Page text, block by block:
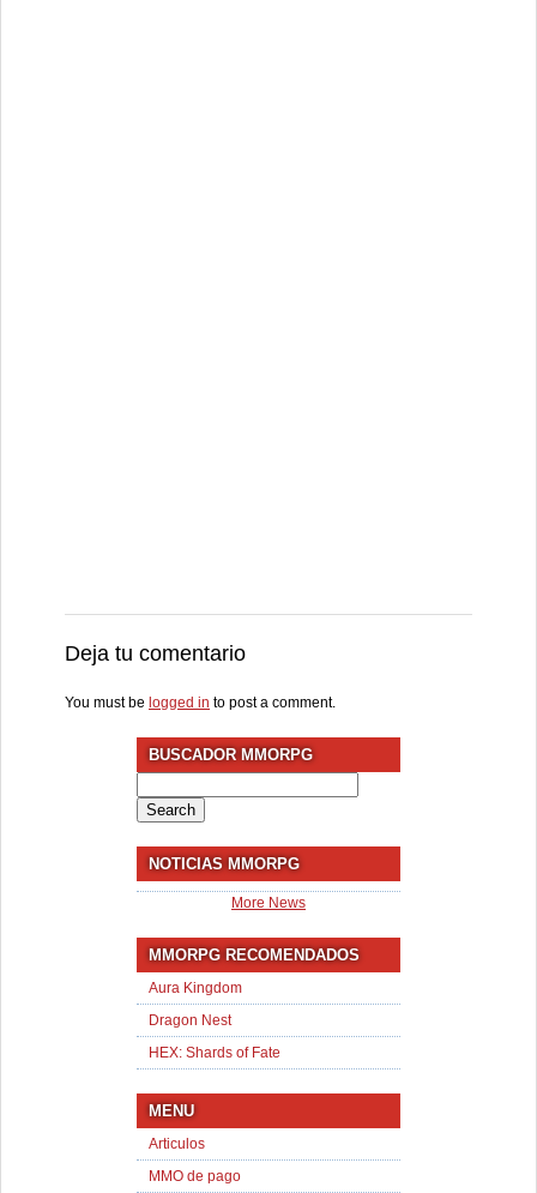
Deja tu comentario
You must be logged in to post a comment.
BUSCADOR MMORPG
for:
NOTICIAS MMORPG
More News
MMORPG RECOMENDADOS
Aura Kingdom
Dragon Nest
HEX: Shards of Fate
MENU
Articulos
MMO de pago